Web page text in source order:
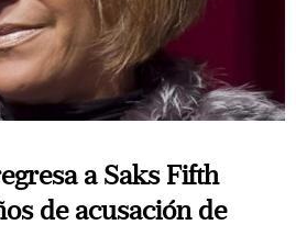
a Saks Fifth
de acusación de